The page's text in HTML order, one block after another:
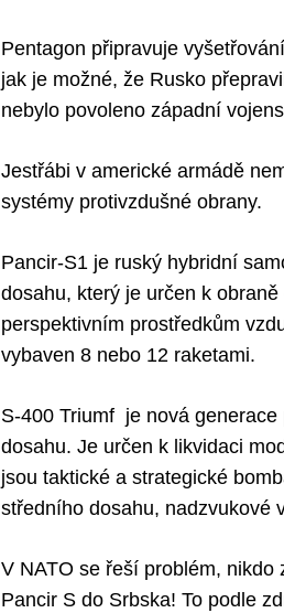
Pentagon připravuje
jak je možné, že Rusko
nebylo povoleno západní
Jestřábi v americké armádě
systémy protivzdušné obrany.
Pancir-S1 je ruský hybridní
dosahu, který je určen k
perspektivním prostředkům
vybaven 8 nebo 12 raketami.
S-400 Triumf je nová
dosahu. Je určen k likvidaci
jsou taktické a strategické
středního dosahu, nadzvukové
V NATO se řeší problém,
Pancir S do Srbska! To podle